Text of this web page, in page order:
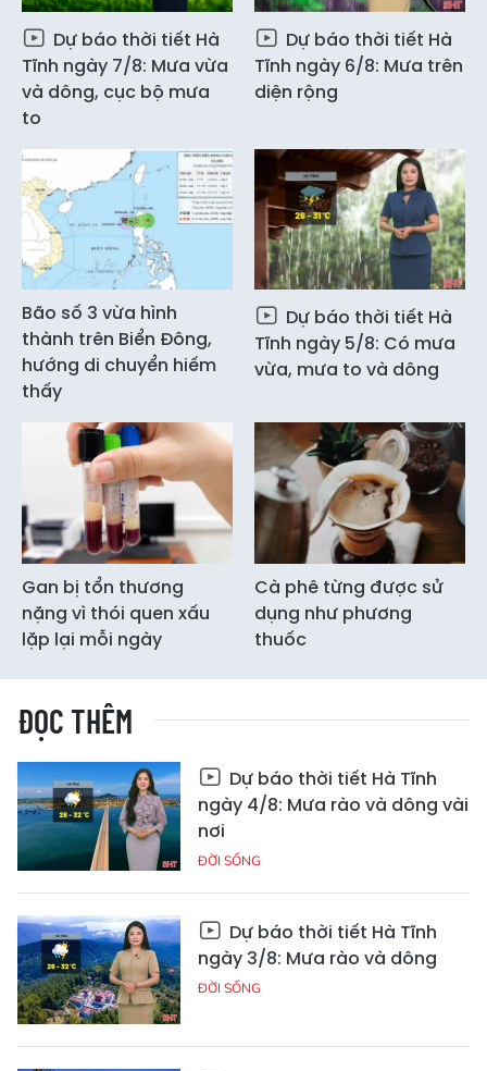
Dự báo thời tiết Hà
Tĩnh ngày 7/8: Mưa vừa
và dông, cục bộ mưa
to
Dự báo thời tiết Hà
Tĩnh ngày 6/8: Mưa trên
diện rộng
Bão số 3 vừa hình
thành trên Biển Đông,
hướng di chuyển hiếm
thấy
Dự báo thời tiết Hà
Tĩnh ngày 5/8: Có mưa
vừa, mưa to và dông
Gan bị tổn thương
nặng vì thói quen xấu
lặp lại mỗi ngày
Cà phê từng được sử
dụng như phương
thuốc
ĐỌC THÊM
Dự báo thời tiết Hà Tĩnh
ngày 4/8: Mưa rào và dông vài
nơi
ĐỜI SỐNG
Dự báo thời tiết Hà Tĩnh
ngày 3/8: Mưa rào và dông
ĐỜI SỐNG